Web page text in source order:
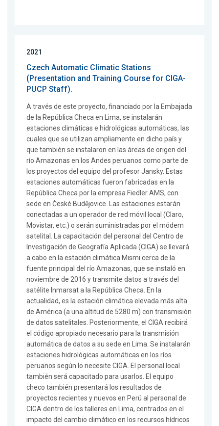
2021
Czech Automatic Climatic Stations
(Presentation and Training Course for CIGA-
PUCP Staff).
A través de este proyecto, financiado por la Embajada
de la República Checa en Lima, se instalarán
estaciones climáticas e hidrológicas automáticas, las
cuales que se utilizan ampliamente en dicho país y
que también se instalaron en las áreas de origen del
río Amazonas en los Andes peruanos como parte de
los proyectos del equipo del profesor Jansky. Estas
estaciones automáticas fueron fabricadas en la
República Checa por la empresa Fiedler AMS, con
sede en České Budějovice. Las estaciones estarán
conectadas a un operador de red móvil local (Claro,
Movistar, etc.) o serán suministradas por el módem
satelital. La capacitación del personal del Centro de
Investigación de Geografía Aplicada (CIGA) se llevará
a cabo en la estación climática Mismi cerca de la
fuente principal del río Amazonas, que se instaló en
noviembre de 2016 y transmite datos a través del
satélite Inmarsat a la República Checa. En la
actualidad, es la estación climática elevada más alta
de América (a una altitud de 5280 m) con transmisión
de datos satelitales. Posteriormente, el CIGA recibirá
el código apropiado necesario para la transmisión
automática de datos a su sede en Lima. Se instalarán
estaciones hidrológicas automáticas en los ríos
peruanos según lo necesite CIGA. El personal local
también será capacitado para usarlos. El equipo
checo también presentará los resultados de
proyectos recientes y nuevos en Perú al personal de
CIGA dentro de los talleres en Lima, centrados en el
impacto del cambio climático en los recursos hídricos